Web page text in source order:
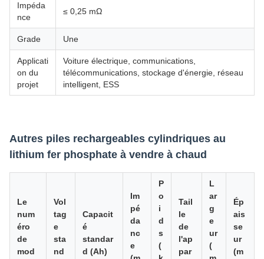
Impéda
nce
≤ 0,25 mΩ
Grade Une
Applicati
on du
projet
Voiture électrique, communications,
télécommunications, stockage d'énergie, réseau
intelligent, ESS
Autres piles rechargeables cylindriques au
lithium fer phosphate à vendre à chaud
Le
num
éro
de
mod
Vol
tag
e
sta
nd
Capacit
é
standar
d (Ah)
Im
pé
da
nc
e
P
o
i
d
s
(
Tail
le
de
l'ap
par
L
ar
g
e
ur
(
Ép
ais
se
ur
(m